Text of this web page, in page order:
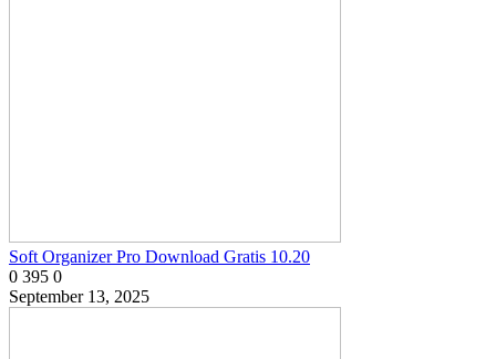
Soft Organizer Pro Download Gratis 10.20
0 395 0
September 13, 2025